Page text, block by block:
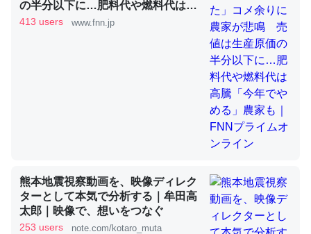
これを元に考えるとカルシウムを大量に使う脊椎動物と貝
類は苦労してるんだな…。腹足類だと殻を無くしてナメク
─ニュース :: 【研究発表】昆虫学の大問題＝「昆虫はなぜ海にいな
ウチもEchoを実家に置いて４年。でたまに覗いてる。ぼ
ちぼちRingも置こうかと画策中。あと、Googleマップで
位置情報を共有してる。電池残量や充電中かが分かるので
の半分以下に…肥料代や燃料代は高
騰「今年でやめる」農家も｜FNNプ
413 users www.fnn.jp
熊本地震視察動画を、映像ディレク
ターとして本気で分析する｜牟田高
太郎｜映像で、想いをつなぐ
253 users note.com/kotaro_muta